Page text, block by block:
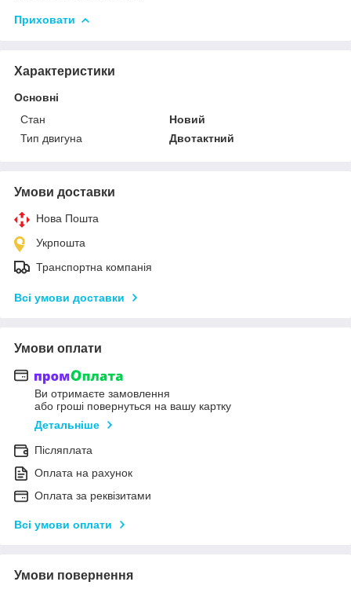
Приховати
Характеристики
Основні
Стан
Новий
Тип двигуна
Двотактний
Умови доставки
Нова Пошта
Укрпошта
Транспортна компанія
Всі умови доставки
Умови оплати
Ви отримаєте замовлення
або гроші повернуться на вашу картку
Детальніше
Післяплата
Оплата на рахунок
Оплата за реквізитами
Всі умови оплати
Умови повернення